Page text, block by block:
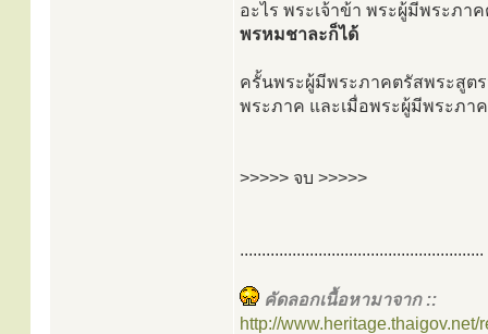
อะไร พระเจ้าข้า พระผู้มีพระภา
พรหมชาละก็ได้
ครั้นพระผู้มีพระภาคตรัสพระสูต
พระภาค และเมื่อพระผู้มีพระภ
>>>>> จบ >>>>>
........................................................
คัดลอกเนื้อหามาจาก ::
http://www.heritage.thaigov.net/